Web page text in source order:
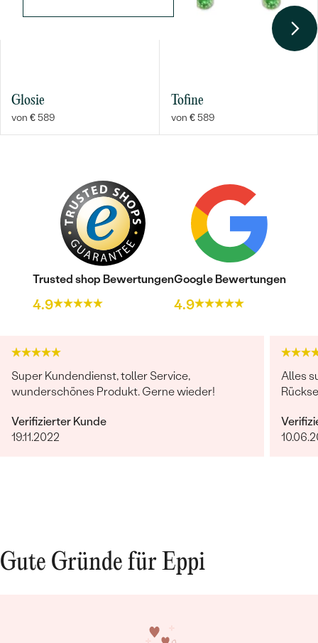
Glosie
von € 589
Tofine
von € 589
Trusted shop Bewertungen
4.9
Google Bewertungen
4.9
Super Kundendienst, toller Service,
wunderschönes Produkt. Gerne wieder!
Verifizierter Kunde
19.11.2022
Alles
Gute Gründe für Eppi